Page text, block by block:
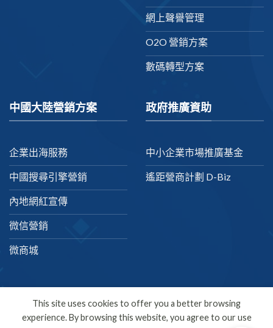
網上聲譽管理
O2O 營銷方案
數碼轉型方案
中國大陸營銷方案
企業出海服務
中國搜尋引擎營銷
內地網紅宣傳
微信營銷
微商城
政府推廣資助
中小企業市場推廣基金
遙距營商計劃 D-Biz
This site uses cookies to offer you a better browsing
experience. By browsing this website, you agree to our use